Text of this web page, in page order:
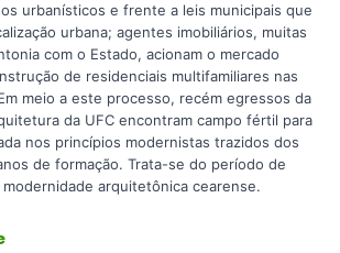
urbanísticos e frente a leis municipais que
urbana; agentes imobiliários, muitas
com o Estado, acionam o mercado
de residenciais multifamiliares nas
meio a este processo, recém egressos da
da UFC encontram campo fértil para
nos princípios modernistas trazidos dos
de formação. Trata-se do período de
arquitetônica cearense.